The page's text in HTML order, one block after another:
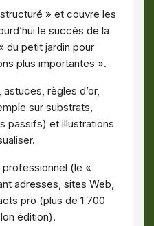
» et couvre les
le succès de la
du petit jardin pour
plus importantes ».
règles d’or,
sur substrats,
passifs) et illustrations
professionnel (le «
adresses, sites Web,
pro (plus de 1 700
édition).